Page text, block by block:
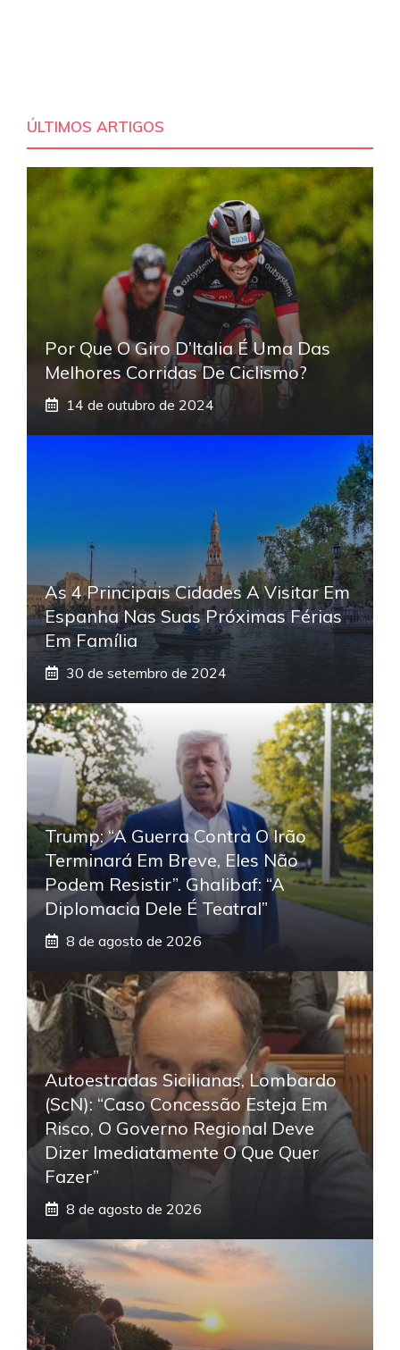
ÚLTIMOS ARTIGOS
Por Que O Giro D’Italia É Uma Das
Melhores Corridas De Ciclismo?
14 de outubro de 2024
As 4 Principais Cidades A Visitar Em
Espanha Nas Suas Próximas Férias
Em Família
30 de setembro de 2024
Trump: “A Guerra Contra O Irão
Terminará Em Breve, Eles Não
Podem Resistir”. Ghalibaf: “A
Diplomacia Dele É Teatral”
8 de agosto de 2026
Autoestradas Sicilianas, Lombardo
(ScN): “Caso Concessão Esteja Em
Risco, O Governo Regional Deve
Dizer Imediatamente O Que Quer
Fazer”
8 de agosto de 2026